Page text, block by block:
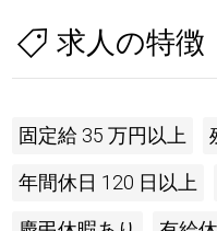
求人の特徴
固定給 35 万円以上
年間休日 120 日以上